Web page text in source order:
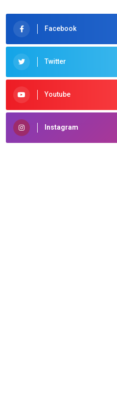
Facebook
Twitter
Youtube
Instagram